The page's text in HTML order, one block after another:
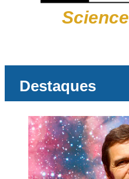
Science
Destaques